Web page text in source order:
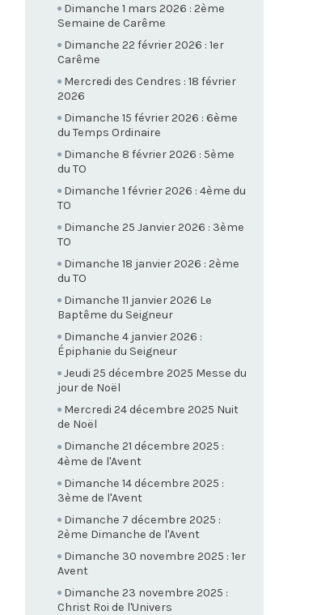
Dimanche 1 mars 2026 : 2ème
Semaine de Carême
Dimanche 22 février 2026 : 1er
Carême
Mercredi des Cendres : 18 février
2026
Dimanche 15 février 2026 : 6ème
du Temps Ordinaire
Dimanche 8 février 2026 : 5ème
du TO
Dimanche 1 février 2026 : 4ème du
TO
Dimanche 25 Janvier 2026 : 3ème
TO
Dimanche 18 janvier 2026 : 2ème
du TO
Dimanche 11 janvier 2026 Le
Baptême du Seigneur
Dimanche 4 janvier 2026 :
Épiphanie du Seigneur
Jeudi 25 décembre 2025 Messe du
jour de Noël
Mercredi 24 décembre 2025 Nuit
de Noël
Dimanche 21 décembre 2025 :
4ème de l'Avent
Dimanche 14 décembre 2025 :
3ème de l'Avent
Dimanche 7 décembre 2025 :
2ème Dimanche de l'Avent
Dimanche 30 novembre 2025 : 1er
Avent
Dimanche 23 novembre 2025 :
Christ Roi de l'Univers